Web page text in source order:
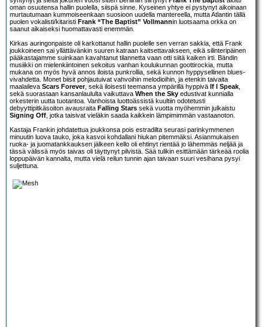
oman osuutensa hallin puolella, siispä sinne. Kyseinen yhtye ei pystynyt aikoinaan
murtautumaan kummoiseenkaan suosioon uudella mantereella, mutta Atlantin tällä
puolen vokalisti/kitaristi Frank “The Baptist” Vollmannin luotsaama orkka on
saanut aikaiseksi huomattavasti enemmän.
Kirkas auringonpaiste oli karkottanut hallin puolelle sen verran sakkia, että Frank
joukkoineen sai yllättävänkin suuren katraan kaitsettavakseen, eikä silinteripäinen
pääkastajamme suinkaan kavahtanut tilannetta vaan otti siitä kaiken irti. Bändin
musiikki on mielenkiintoinen sekoitus vanhan koulukunnan goottirockia, mutta
mukana on myös hyvä annos iloista punkrollia, sekä kunnon hyppysellinen blues-
vivahdetta. Monet biisit pohjautuivat vahvoihin melodioihin, ja etenkin taivaita
maalaileva Scars Forever, sekä iloisesti teemansa ympärillä hyppivä If I Speak,
sekä suorastaan kansanlaululta vaikuttava When the Sky edustivat kunnialla
orkesterin uutta tuotantoa. Vanhoista luottoässistä kuultiin odotetusti
debyyttipitkäsoiton avausraita Falling Stars sekä vuotta myöhemmin julkaistu
Signing Off, jotka taisivat vieläkin saada kaikkein lämpimimmän vastaanoton.
Kastaja Frankin johdatettua joukkonsa pois estradilta seurasi parinkymmenen
minuutin luova tauko, joka kasvoi kohdallani hiukan pitemmäksi. Asianmukaisen
ruoka- ja juomatankkauksen jälkeen kello oli ehtinyt rientää jo lähemmäs neljää ja
tässä välissä myös taivas oli täyttynyt pilvistä. Sää tulikin esittämään tärkeää roolia
loppupäivän kannalta, mutta vielä reilun tunnin ajan taivaan suuri vesihana pysyi
suljettuna.